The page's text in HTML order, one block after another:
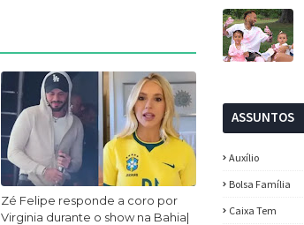
Zé Felipe responde a coro por
Virginia durante o show na Bahia|
ASSUNTOS
Auxílio
Bolsa Família
Caixa Tem